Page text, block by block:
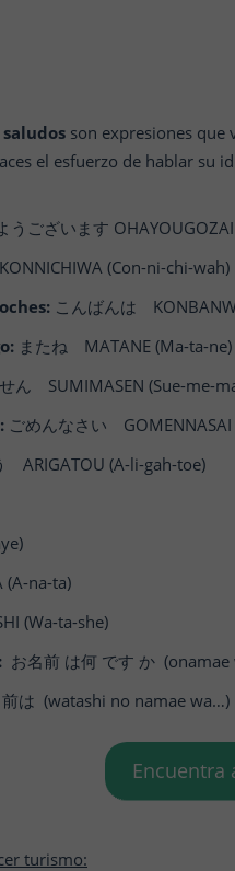
son expresiones que
el esfuerzo de hablar
うございます
(Con-ni-chi-wah)
こんばんは
またね MATANE (Ma-ta-ne)
ん SUMIMASEN (Sue-me-
ごめんなさい
ARIGATOU (A-li-gah-toe)
na-ta)
(Wa-ta-she)
お名前 は何 です か
前は (watashi no namae wa…)
Encuentra
turismo: